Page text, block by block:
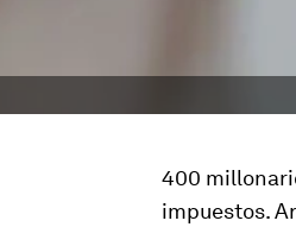
400
impuestos.